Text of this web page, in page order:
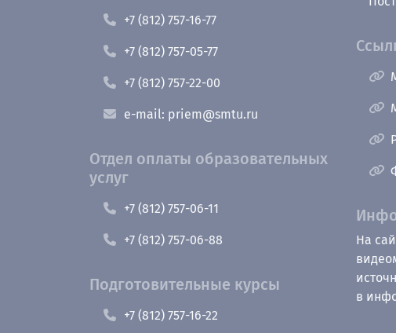
+7 (812) 757-16-77
+7 (812) 757-05-77
+7 (812) 757-22-00
e-mail: priem@smtu.ru
Отдел оплаты образовательных
услуг
+7 (812) 757-06-11
+7 (812) 757-06-88
Подготовительные курсы
+7 (812) 757-16-22
На
в